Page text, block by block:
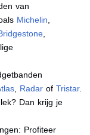
van
Michelin
Radar ofTristar.
Dan krijg je
Profiteer